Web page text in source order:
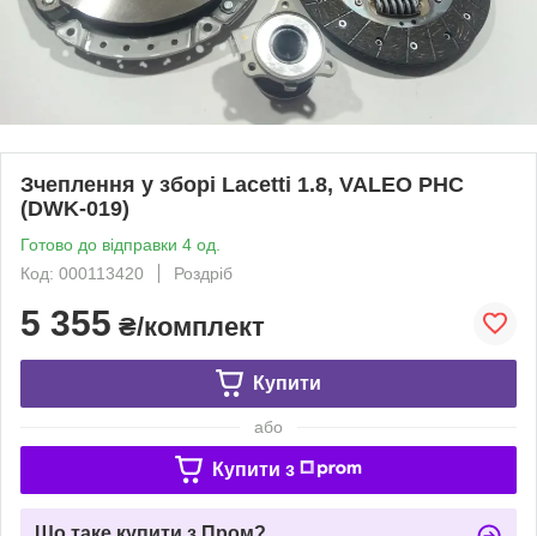
Зчеплення у зборі Lacetti 1.8, VALEO PHC
(DWK-019)
Готово до відправки 4 од.
Код: 000113420
Роздріб
5 355 ₴/комплект
Купити
або
Купити з